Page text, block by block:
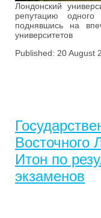
Лондонский
репутацию
поднявшись на
университетов
Published: 20 August
Восточного
Итон по
экзаменов